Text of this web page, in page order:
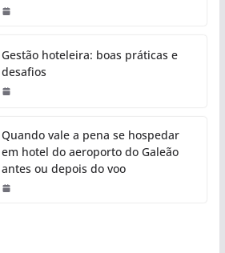
Gestão hoteleira: boas práticas e
desafios
Quando vale a pena se hospedar
em hotel do aeroporto do Galeão
antes ou depois do voo